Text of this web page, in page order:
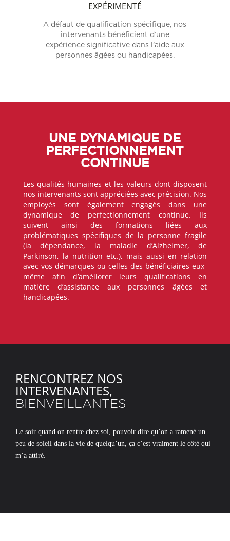
EXPÉRIMENTÉ
A défaut de qualification spécifique, nos
intervenants bénéficient d’une
expérience significative dans l’aide aux
personnes âgées ou handicapées.
UNE DYNAMIQUE DE
PERFECTIONNEMENT
CONTINUE
Les qualités humaines et les valeurs dont disposent
nos intervenants sont appréciées avec précision. Nos
employés sont également engagés dans une
dynamique de perfectionnement continue. Ils
suivent ainsi des formations liées aux
problématiques spécifiques de la personne fragile
(la dépendance, la maladie d’Alzheimer, de
Parkinson, la nutrition etc.), mais aussi en relation
avec vos démarques ou celles des bénéficiaires eux-
même afin d’améliorer leurs qualifications en
matière d’assistance aux personnes âgées et
handicapées.
RENCONTREZ NOS
INTERVENANTES,
BIENVEILLANTES
Le soir quand on rentre chez soi, pouvoir dire qu’on a ramené un
peu de soleil dans la vie de quelqu’un, ça c’est vraiment le côté qui
m’a attiré.